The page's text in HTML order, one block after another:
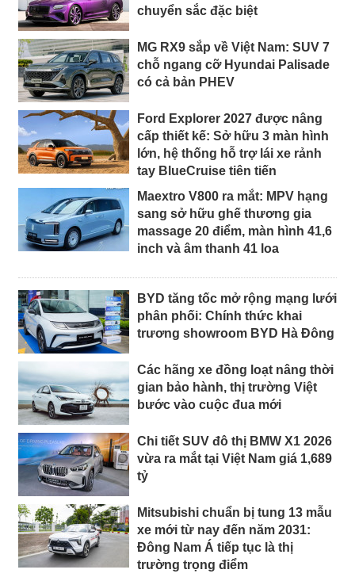
chuyển sắc đặc biệt
MG RX9 sắp về Việt Nam: SUV 7
chỗ ngang cỡ Hyundai Palisade
có cả bản PHEV
Ford Explorer 2027 được nâng
cấp thiết kế: Sở hữu 3 màn hình
lớn, hệ thống hỗ trợ lái xe rảnh
tay BlueCruise tiên tiến
Maextro V800 ra mắt: MPV hạng
sang sở hữu ghế thương gia
massage 20 điểm, màn hình 41,6
inch và âm thanh 41 loa
BYD tăng tốc mở rộng mạng lưới
phân phối: Chính thức khai
trương showroom BYD Hà Đông
Các hãng xe đồng loạt nâng thời
gian bảo hành, thị trường Việt
bước vào cuộc đua mới
Chi tiết SUV đô thị BMW X1 2026
vừa ra mắt tại Việt Nam giá 1,689
tỷ
Mitsubishi chuẩn bị tung 13 mẫu
xe mới từ nay đến năm 2031:
Đông Nam Á tiếp tục là thị
trường trọng điểm